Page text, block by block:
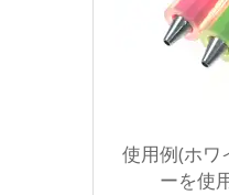
使用例(ホワ
ーを使